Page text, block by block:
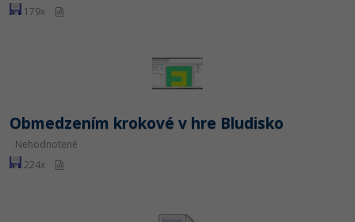
179x
Obmedzením krokové v hre Bludisko
Nehodnotené
224x